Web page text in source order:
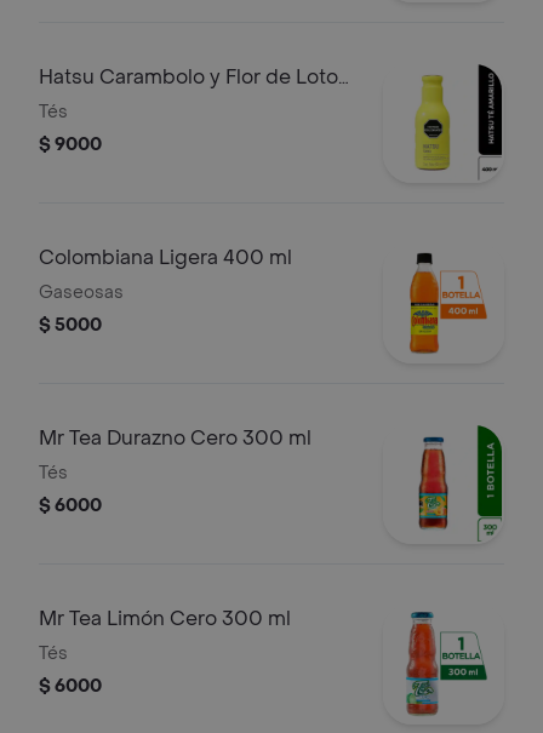
Hatsu Carambolo y Flor de Loto
400 ml
Tés
$ 9000
Colombiana Ligera 400 ml
Gaseosas
$ 5000
Mr Tea Durazno Cero 300 ml
Tés
$ 6000
Mr Tea Limón Cero 300 ml
Tés
$ 6000